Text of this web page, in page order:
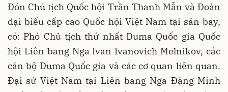
Đón Chủ tịch Quốc hội Trần Thanh Mẫn và Đoàn
đại biểu cấp cao Quốc hội Việt Nam tại sân bay,
có: Phó Chủ tịch thứ nhất Duma Quốc gia Quốc
hội Liên bang Nga Ivan Ivanovich Melnikov, các
cán bộ Duma Quốc gia và các cơ quan liên quan.
Đại sứ Việt Nam tại Liên bang Nga Đặng Minh